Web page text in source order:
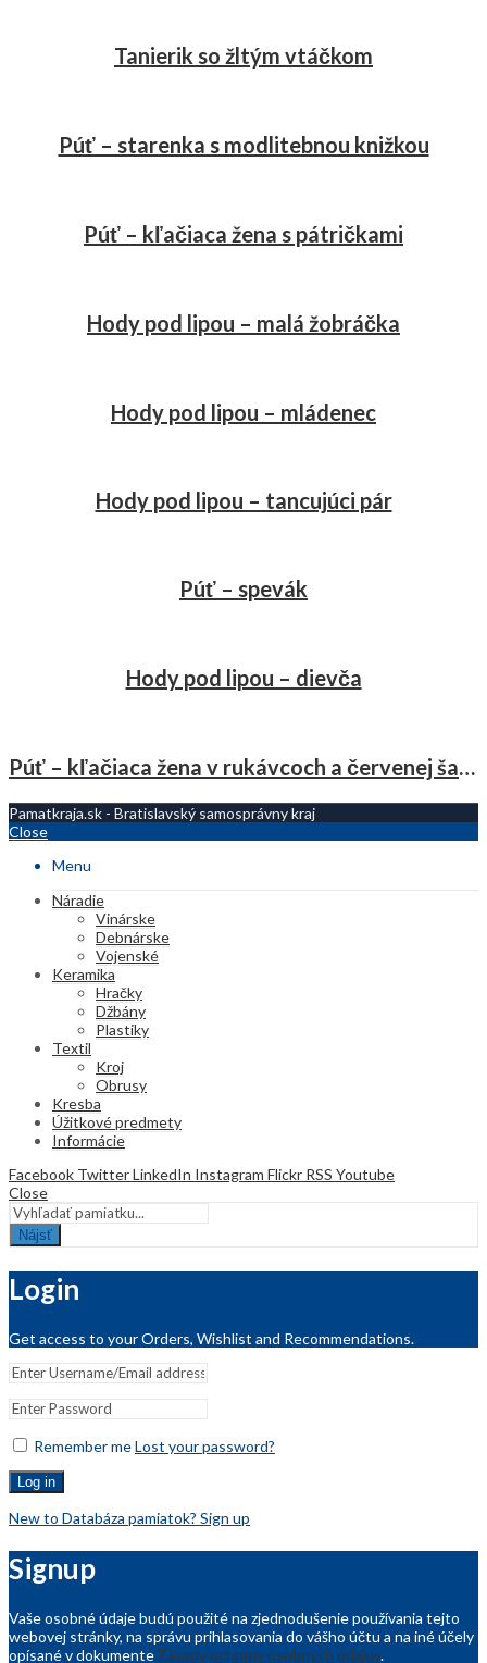
Tanierik so žltým vtáčkom
Púť – starenka s modlitebnou knižkou
Púť – kľačiaca žena s pátričkami
Hody pod lipou – malá žobráčka
Hody pod lipou – mládenec
Hody pod lipou – tancujúci pár
Púť – spevák
Hody pod lipou – dievča
Púť – kľačiaca žena v rukávcoch a červenej šatke
Pamatkraja.sk - Bratislavský samosprávny kraj
Close
Menu
Náradie
Vinárske
Debnárske
Vojenské
Keramika
Hračky
Džbány
Plastiky
Textil
Kroj
Obrusy
Kresba
Úžitkové predmety
Informácie
Facebook TwitterLinkedIn Instagram Flickr RSS Youtube
Close
Nájsť
Login
Get access to your Orders, Wishlist and Recommendations.
Remember meLost your password?
Log in
New to Databáza pamiatok? Sign up
Signup
Vaše osobné údaje budú použité na zjednodušenie používania tejto
webovej stránky, na správu prihlasovania do vášho účtu a na iné účely
opísané v dokumente Zásady ochrany osobných údajov.